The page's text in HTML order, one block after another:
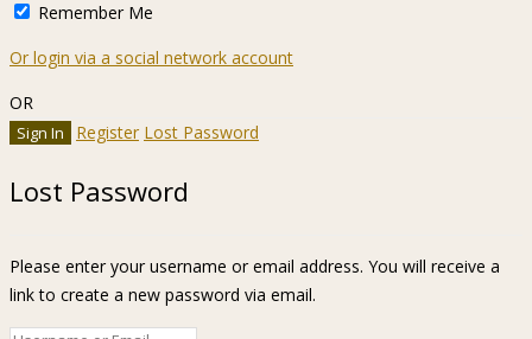
Remember Me
Or login via a social network account
OR
Register Lost Password
Lost Password
Please enter your username or email address. You will receive a
link to create a new password via email.